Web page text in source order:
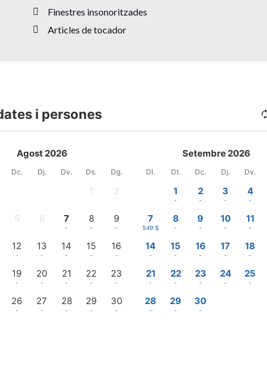
Finestres insonoritzades
Articles de tocador
i persones
Agost 2026
Dc. Dj. Dv. Ds. Dg.
1 2
5 6 7
-
8
-
9
-
12
-
13
-
14
-
15
-
16
-
19
-
20
-
21
-
22
-
23
-
26
-
27
-
28
-
29
-
30
-
Setembre 2026
Dl. Dt. Dc. Dj. Dv.
1
-
2
-
3
-
4
-
7
549 $
8
-
9
-
10
-
11
-
14
-
15
-
16
-
17
-
18
-
21
-
22
-
23
-
24
-
25
-
28
-
29
-
30
-